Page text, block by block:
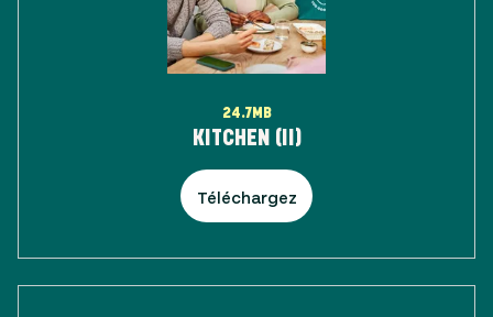
24.7MB
KITCHEN (II)
Téléchargez